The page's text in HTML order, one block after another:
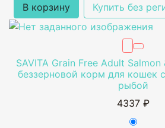
В корзину Купить без
SAVITA Grain Free Adult
беззерновой корм для кошек
рыбой
4337 ₽